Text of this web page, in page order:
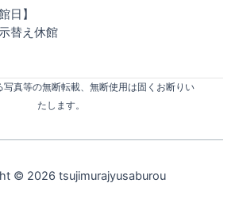
日】
替え休館
写真等の無断転載、無断使用は固くお断りい
たします。
© 2026 tsujimurajyusaburou